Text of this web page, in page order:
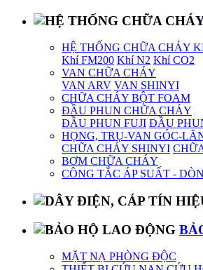
HỆ THỐNG CHỮA CHÁY
Khí FM200 Khí N2 Khí CO2
VAN CHỮA CHÁY
VAN ARV VAN SHINYI
CHỮA CHÁY BỘT FOAM
ĐẦU PHUN CHỮA CHÁY
ĐẦU PHUN FUJI ĐẦU
HỌNG, TRỤ-VAN GÓC-
CHỮA CHÁY SHINYI
BƠM CHỮA CHÁY
CÔNG TẮC ÁP SUẤT -
MẶT NẠ PHÒNG ĐỘC